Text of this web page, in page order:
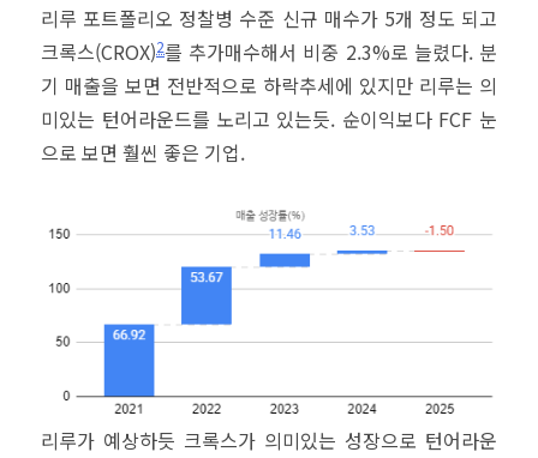
리루 포트폴리오 정찰병 수준 신규 매수가 5개 정도 되고
크록스(CROX)2를 추가매수해서 비중 2.3%로 늘렸다. 분
기 매출을 보면 전반적으로 하락추세에 있지만 리루는 의
미있는 턴어라운드를 노리고 있는듯. 순이익보다 FCF 눈
으로 보면 훨씬 좋은 기업.
리루가 예상하듯 크록스가 의미있는 성장으로 턴어라운